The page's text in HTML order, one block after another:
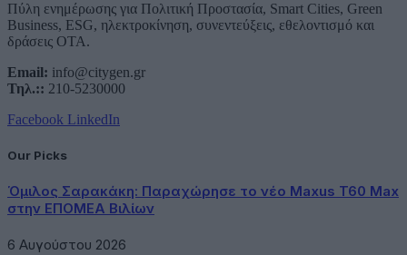
Πύλη ενημέρωσης για Πολιτική Προστασία, Smart Cities, Green
Business, ESG, ηλεκτροκίνηση, συνεντεύξεις, εθελοντισμό και
δράσεις ΟΤΑ.
Email: info@citygen.gr
Τηλ.:: 210-5230000
Facebook LinkedIn
Our Picks
Όμιλος Σαρακάκη: Παραχώρησε το νέο Maxus T60 Max
στην ΕΠΟΜΕΑ Βιλίων
6 Αυγούστου 2026